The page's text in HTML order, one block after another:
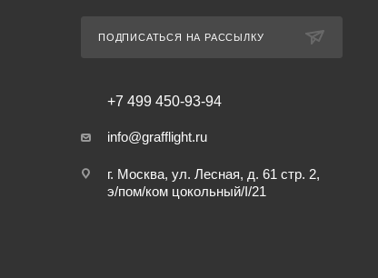
ПОДПИСАТЬСЯ НА РАССЫЛКУ
+7 499 450-93-94
info@grafflight.ru
г. Москва, ул. Лесная, д. 61 стр. 2,
э/пом/ком цокольный/I/21